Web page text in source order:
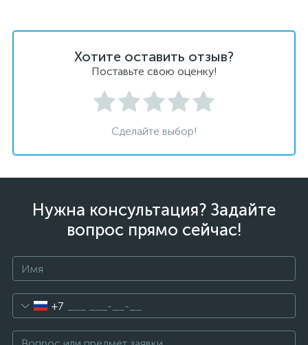
Хотите оставить отзыв?
Поставьте свою оценку!
Сделайте выбор!
Нужна консультация? Задайте
вопрос прямо сейчас!
+7